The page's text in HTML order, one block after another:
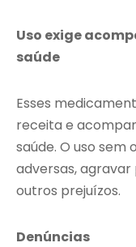
Uso exige
saúde
Esses
receita e
saúde. O uso
adversas,
outros prejuízos.
Denúncias